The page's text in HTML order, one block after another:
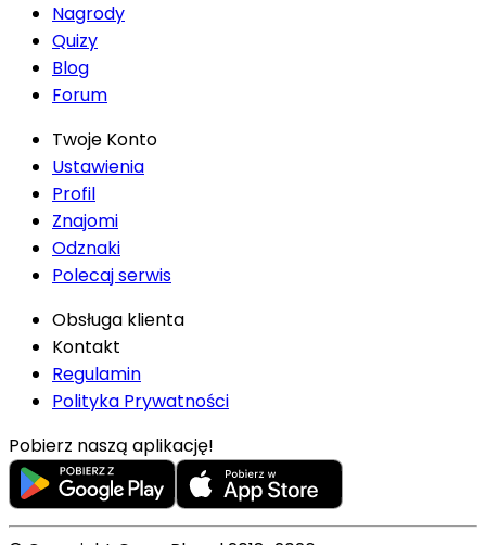
Nagrody
Quizy
Blog
Forum
Twoje Konto
Ustawienia
Profil
Znajomi
Odznaki
Polecaj serwis
Obsługa klienta
Kontakt
Regulamin
Polityka Prywatności
Pobierz naszą aplikację!